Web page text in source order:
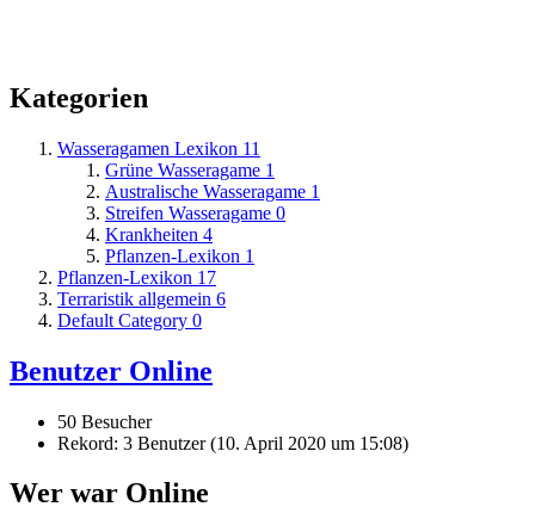
Kategorien
Wasseragamen Lexikon 11
Grüne Wasseragame 1
Australische Wasseragame 1
Streifen Wasseragame 0
Krankheiten 4
Pflanzen-Lexikon 1
Pflanzen-Lexikon 17
Terraristik allgemein 6
Default Category 0
Benutzer Online
50 Besucher
Rekord: 3 Benutzer (10. April 2020 um 15:08)
Wer war Online